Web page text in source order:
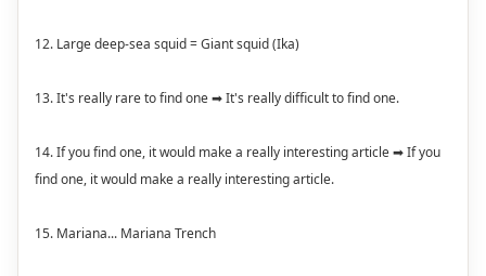
12. Large deep-sea squid = Giant squid (Ika)
13. It's really rare to find one ➡ It's really difficult to find one.
14. If you find one, it would make a really interesting article ➡ If you
find one, it would make a really interesting article.
15. Mariana... Mariana Trench